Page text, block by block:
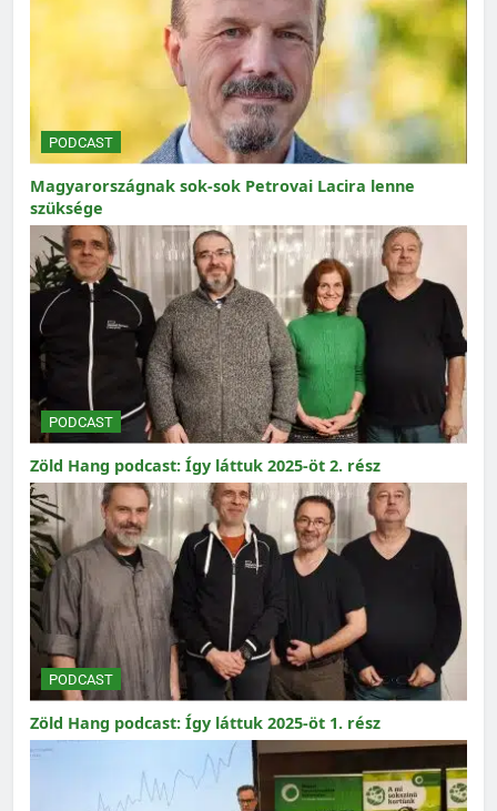
PODCAST
Magyarországnak sok-sok Petrovai Lacira lenne
szüksége
PODCAST
Zöld Hang podcast: Így láttuk 2025-öt 2. rész
PODCAST
Zöld Hang podcast: Így láttuk 2025-öt 1. rész